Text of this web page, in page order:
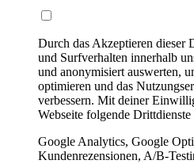
Durch das Akzeptieren dieser
und Surfverhalten innerhalb
und anonymisiert auswerten,
optimieren und das
verbessern. Mit deiner
Webseite folgende Drittdienste
Google Analytics, Google
Kundenrezensionen, A/B-